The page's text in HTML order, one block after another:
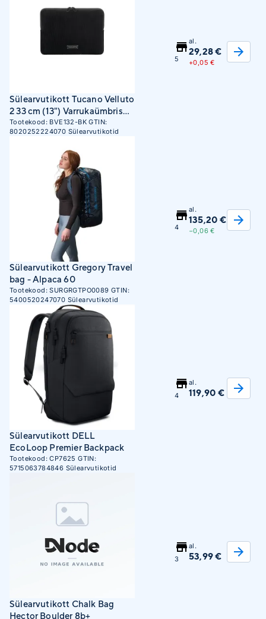
Sülearvutikott Tucano Velluto
2 33 cm (13") Varrukaümbris
Must
Tootekood: BVE132-BK GTIN:
8020252224070 Sülearvutikotid
5
al.
29,28 €
+0,05 €
Sülearvutikott Gregory Travel
bag - Alpaca 60
Tootekood:SURGRGTPO0089 GTIN:
5400520247070 Sülearvutikotid
4
al.
135,20 €
−0,06 €
Sülearvutikott DELL
EcoLoop Premier Backpack
Tootekood:CP7625 GTIN:
5715063784846 Sülearvutikotid
4
al.
119,90 €
Sülearvutikott Chalk Bag
Hector Boulder 8b+
3
al.
53,99 €